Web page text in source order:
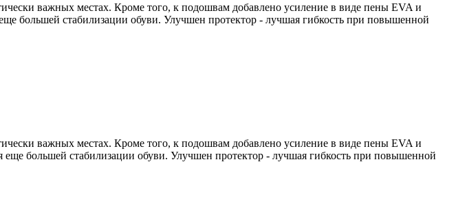
важных местах. Кроме того, к подошвам добавлено усиление в виде пены EVA и
большей стабилизации обуви. Улучшен протектор - лучшая гибкость при повышенной
важных местах. Кроме того, к подошвам добавлено усиление в виде пены EVA и
еще большей стабилизации обуви. Улучшен протектор - лучшая гибкость при повышенной